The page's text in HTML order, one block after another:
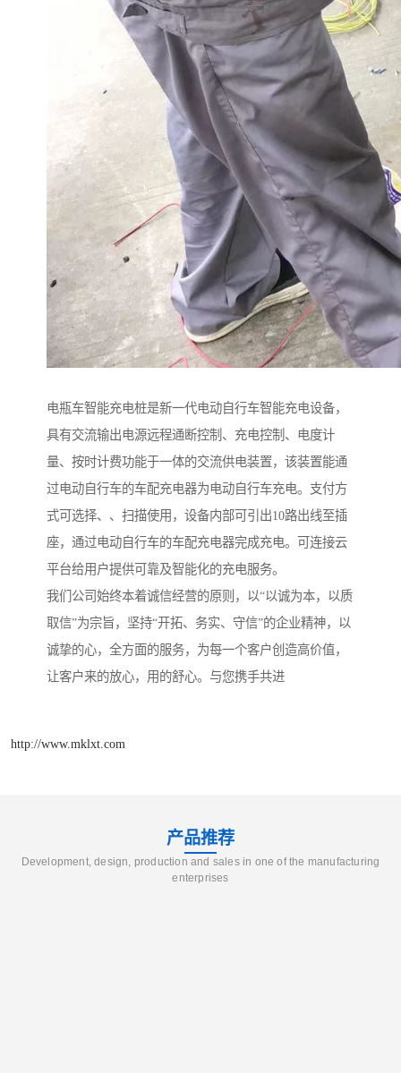
电瓶车智能充电桩是新一代电动自行车智能充电设备，
具有交流输出电源远程通断控制、充电控制、电度计
量、按时计费功能于一体的交流供电装置，该装置能通
过电动自行车的车配充电器为电动自行车充电。支付方
式可选择、、扫描使用，设备内部可引出10路出线至插
座，通过电动自行车的车配充电器完成充电。可连接云
平台给用户提供可靠及智能化的充电服务。
我们公司始终本着诚信经营的原则，以“以诚为本，以质
取信”为宗旨，坚持“开拓、务实、守信”的企业精神，以
诚挚的心，全方面的服务，为每一个客户创造高价值，
让客户来的放心，用的舒心。与您携手共进
http://www.mklxt.com
产品推荐
Development, design, production and sales in one of the manufacturing
enterprises